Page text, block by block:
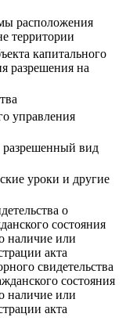
расположения
территории
капитального
разрешения на
управления
разрешенный вид
уроки и другие
о
состояния
наличие или
акта
свидетельства
состояния
наличие или
акта